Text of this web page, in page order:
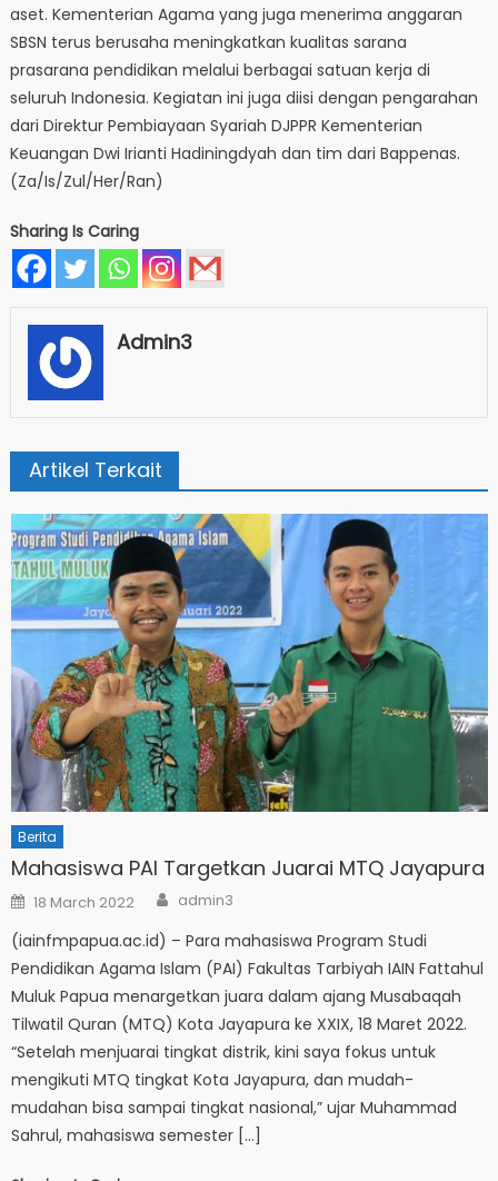
aset. Kementerian Agama yang juga menerima anggaran
SBSN terus berusaha meningkatkan kualitas sarana
prasarana pendidikan melalui berbagai satuan kerja di
seluruh Indonesia. Kegiatan ini juga diisi dengan pengarahan
dari Direktur Pembiayaan Syariah DJPPR Kementerian
Keuangan Dwi Irianti Hadiningdyah dan tim dari Bappenas.
(Za/Is/Zul/Her/Ran)
Sharing Is Caring
Admin3
Artikel Terkait
Berita
Mahasiswa PAI Targetkan Juarai MTQ Jayapura
Posted
on
18 March 2022 Author
admin3
(iainfmpapua.ac.id) – Para mahasiswa Program Studi
Pendidikan Agama Islam (PAI) Fakultas Tarbiyah IAIN Fattahul
Muluk Papua menargetkan juara dalam ajang Musabaqah
Tilwatil Quran (MTQ) Kota Jayapura ke XXIX, 18 Maret 2022.
“Setelah menjuarai tingkat distrik, kini saya fokus untuk
mengikuti MTQ tingkat Kota Jayapura, dan mudah-
mudahan bisa sampai tingkat nasional,” ujar Muhammad
Sahrul, mahasiswa semester […]